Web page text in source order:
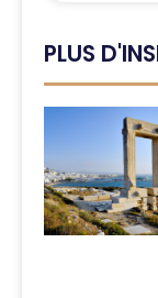
PLUS